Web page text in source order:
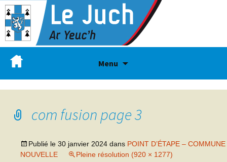
Menu
com fusion page 3
Publié le 30 janvier 2024 dans POINT D’ÉTAPE – COMMUNE
NOUVELLE
Pleine résolution (920 × 1277)